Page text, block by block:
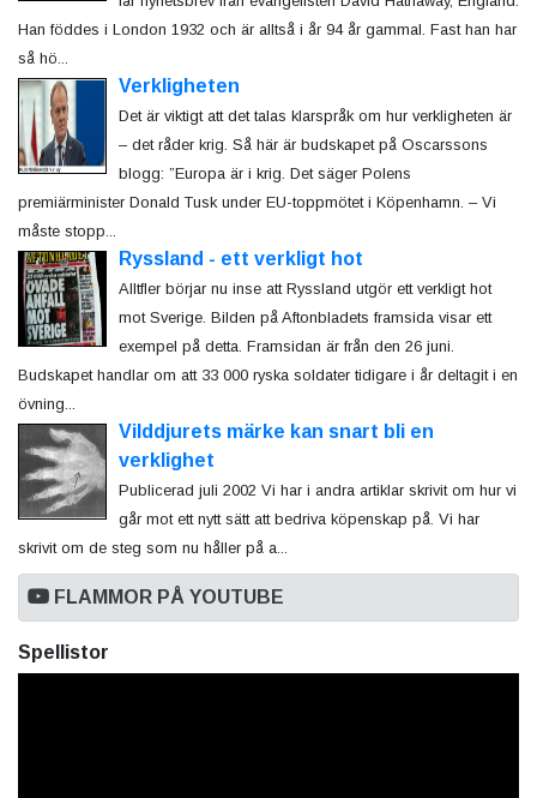
Han föddes i London 1932 och är alltså i år 94 år gammal. Fast han har
så hö...
Verkligheten
Det är viktigt att det talas klarspråk om hur verkligheten är
– det råder krig. Så här är budskapet på Oscarssons
blogg: ”Europa är i krig. Det säger Polens
premiärminister Donald Tusk under EU-toppmötet i Köpenhamn. – Vi
måste stopp...
Ryssland - ett verkligt hot
Alltfler börjar nu inse att Ryssland utgör ett verkligt hot
mot Sverige. Bilden på Aftonbladets framsida visar ett
exempel på detta. Framsidan är från den 26 juni.
Budskapet handlar om att 33 000 ryska soldater tidigare i år deltagit i en
övning...
Vilddjurets märke kan snart bli en
verklighet
Publicerad juli 2002 Vi har i andra artiklar skrivit om hur vi
går mot ett nytt sätt att bedriva köpenskap på. Vi har
skrivit om de steg som nu håller på a...
FLAMMOR PÅ YOUTUBE
Spellistor